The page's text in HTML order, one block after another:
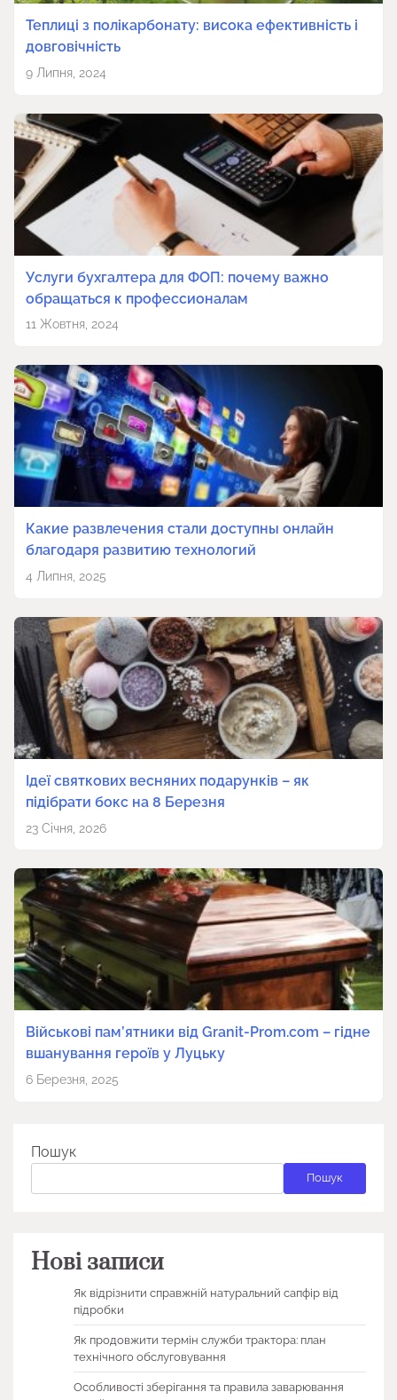
Теплиці з полікарбонату: висока ефективність і
довговічність
9 Липня, 2024
Услуги бухгалтера для ФОП: почему важно
обращаться к профессионалам
11 Жовтня, 2024
Какие развлечения стали доступны онлайн
благодаря развитию технологий
4 Липня, 2025
Ідеї святкових весняних подарунків – як
підібрати бокс на 8 Березня
23 Січня, 2026
Військові пам’ятники від Granit-Prom.com – гідне
вшанування героїв у Луцьку
6 Березня, 2025
Пошук
Пошук
Нові записи
Як відрізнити справжній натуральний сапфір від
підробки
Як продовжити термін служби трактора: план
технічного обслуговування
Особливості зберігання та правила заварювання